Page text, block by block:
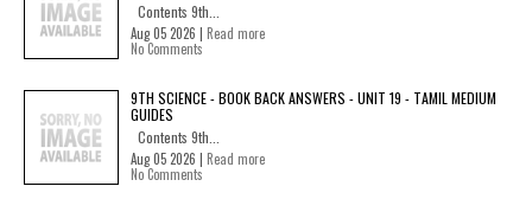
Contents 9th...
Aug 05 2026 | Read more
No Comments
9TH SCIENCE - BOOK BACK ANSWERS - UNIT 19 - TAMIL MEDIUM
GUIDES
Contents 9th...
Aug 05 2026 | Read more
No Comments